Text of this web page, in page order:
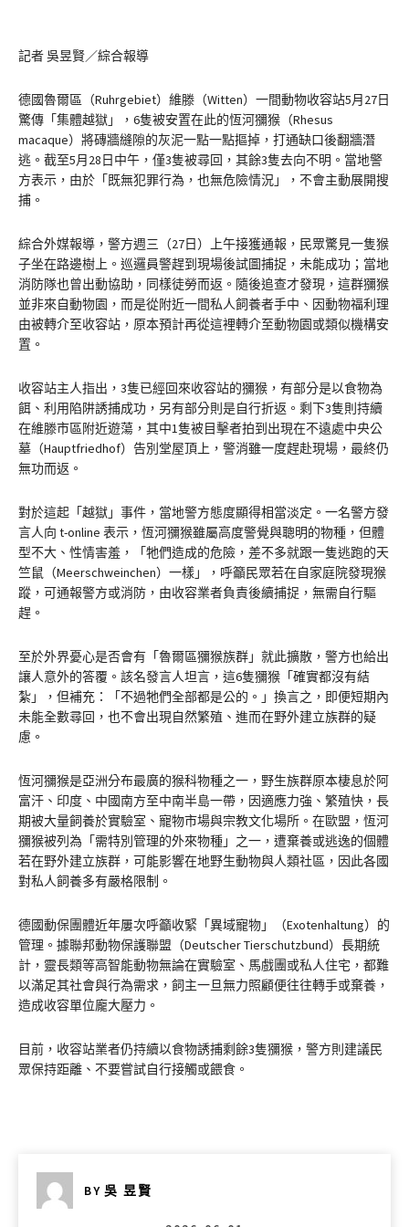
記者 吳昱賢／綜合報導
德國魯爾區（Ruhrgebiet）維滕（Witten）一間動物收容站5月27日
驚傳「集體越獄」，6隻被安置在此的恆河獼猴（Rhesus
macaque）將磚牆縫隙的灰泥一點一點摳掉，打通缺口後翻牆潛
逃。截至5月28日中午，僅3隻被尋回，其餘3隻去向不明。當地警
方表示，由於「既無犯罪行為，也無危險情況」，不會主動展開搜
捕。
綜合外媒報導，警方週三（27日）上午接獲通報，民眾驚見一隻猴
子坐在路邊樹上。巡邏員警趕到現場後試圖捕捉，未能成功；當地
消防隊也曾出動協助，同樣徒勞而返。隨後追查才發現，這群獼猴
並非來自動物園，而是從附近一間私人飼養者手中、因動物福利理
由被轉介至收容站，原本預計再從這裡轉介至動物園或類似機構安
置。
收容站主人指出，3隻已經回來收容站的獼猴，有部分是以食物為
餌、利用陷阱誘捕成功，另有部分則是自行折返。剩下3隻則持續
在維滕市區附近遊蕩，其中1隻被目擊者拍到出現在不遠處中央公
墓（Hauptfriedhof）告別堂屋頂上，警消雖一度趕赴現場，最終仍
無功而返。
對於這起「越獄」事件，當地警方態度顯得相當淡定。一名警方發
言人向 t-online 表示，恆河獼猴雖屬高度警覺與聰明的物種，但體
型不大、性情害羞，「牠們造成的危險，差不多就跟一隻逃跑的天
竺鼠（Meerschweinchen）一樣」，呼籲民眾若在自家庭院發現猴
蹤，可通報警方或消防，由收容業者負責後續捕捉，無需自行驅
趕。
至於外界憂心是否會有「魯爾區獼猴族群」就此擴散，警方也給出
讓人意外的答覆。該名發言人坦言，這6隻獼猴「確實都沒有結
紮」，但補充：「不過牠們全部都是公的。」換言之，即便短期內
未能全數尋回，也不會出現自然繁殖、進而在野外建立族群的疑
慮。
恆河獼猴是亞洲分布最廣的猴科物種之一，野生族群原本棲息於阿
富汗、印度、中國南方至中南半島一帶，因適應力強、繁殖快，長
期被大量飼養於實驗室、寵物市場與宗教文化場所。在歐盟，恆河
獼猴被列為「需特別管理的外來物種」之一，遭棄養或逃逸的個體
若在野外建立族群，可能影響在地野生動物與人類社區，因此各國
對私人飼養多有嚴格限制。
德國動保團體近年屢次呼籲收緊「異域寵物」（Exotenhaltung）的
管理。據聯邦動物保護聯盟（Deutscher Tierschutzbund）長期統
計，靈長類等高智能動物無論在實驗室、馬戲團或私人住宅，都難
以滿足其社會與行為需求，飼主一旦無力照顧便往往轉手或棄養，
造成收容單位龐大壓力。
目前，收容站業者仍持續以食物誘捕剩餘3隻獼猴，警方則建議民
眾保持距離、不要嘗試自行接觸或餵食。
BY 吳 昱賢